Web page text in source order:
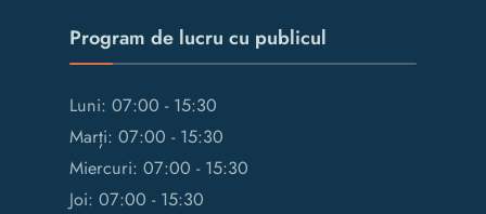
Program de lucru cu publicul
Luni: 07:00 - 15:30
Marți: 07:00 - 15:30
Miercuri: 07:00 - 15:30
Joi: 07:00 - 15:30